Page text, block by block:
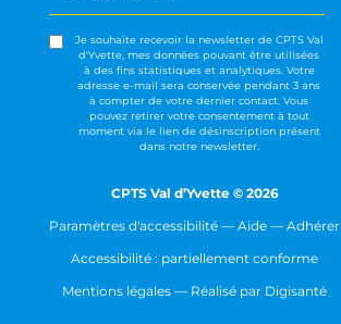
mail
(Nécessaire)
Je souhaite recevoir la newsletter de CPTS Val
d'Yvette, mes données pouvant être utilisées
à des fins statistiques et analytiques. Votre
adresse e-mail sera conservée pendant 3 ans
à compter de votre dernier contact. Vous
pouvez retirer votre consentement à tout
moment via le lien de désinscription présent
dans notre newsletter.
CPTS Val d’Yvette © 2026
Paramètres d'accessibilité — Aide — Adhérer
Accessibilité : partiellement conforme
Mentions légales — Réalisé par Digisanté